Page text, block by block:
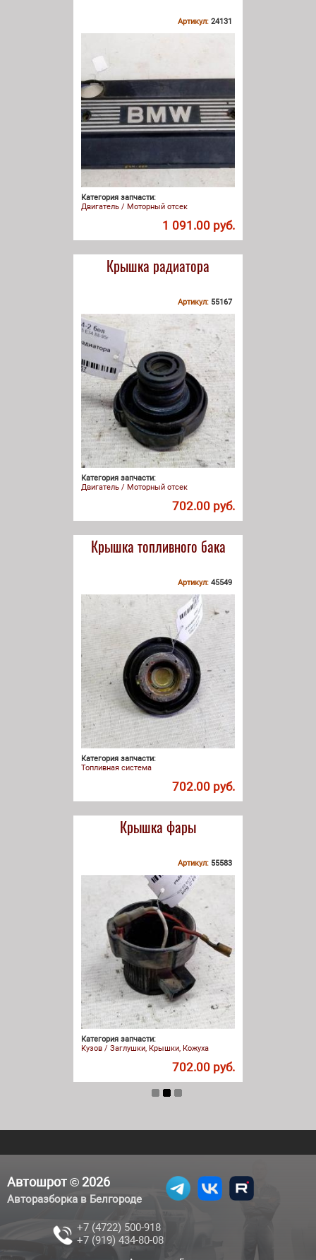
Артикул: 24131
Категория запчасти:
Двигатель / Моторный отсек
1 091.00 руб.
Крышка радиатора
Артикул: 55167
Категория запчасти:
Двигатель / Моторный отсек
702.00 руб.
Крышка топливного бака
Артикул: 45549
Категория запчасти:
Топливная система
702.00 руб.
Крышка фары
Артикул: 55583
Категория запчасти:
Кузов / Заглушки, Крышки, Кожуха
702.00 руб.
Автошрот © 2026
Авторазборка в Белгороде
+7 (4722) 500-918
+7 (919) 434-80-08